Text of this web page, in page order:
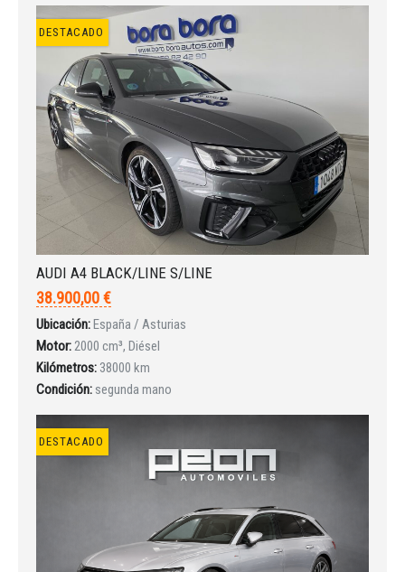
Iniciar sesión
INICIAR SESIÓN
¿Ha olvidado la contraseña?
DESTACADO
AUDI A4 BLACK/LINE S/LINE
38.900,00 €
Ubicación:España / Asturias
Motor:2000 cm³, Diésel
Kilómetros: 38000 km
Condición: segunda mano
DESTACADO